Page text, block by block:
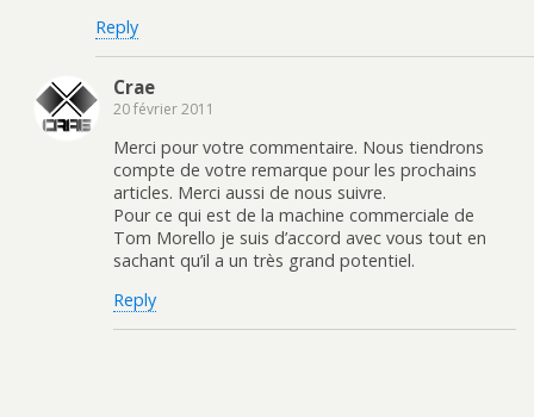
Reply
Crae
20 février 2011
Merci pour votre commentaire. Nous tiendrons
compte de votre remarque pour les prochains
articles. Merci aussi de nous suivre.
Pour ce qui est de la machine commerciale de
Tom Morello je suis d’accord avec vous tout en
sachant qu’il a un très grand potentiel.
Reply